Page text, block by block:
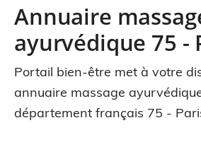
Annuaire
ayurvédique 75 -
Portail bien-être met à votre
annuaire massage
département français 75 -